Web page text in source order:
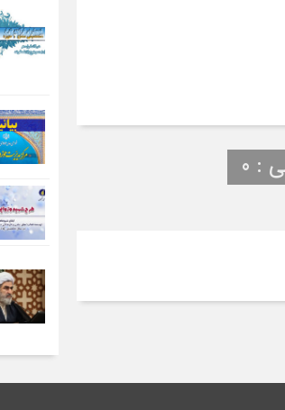
: 0